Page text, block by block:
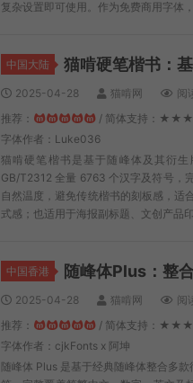
复杂设置即可使用。作为免费商用字体
中国大陆 猫啃硬笔楷书：
2025-04-28 猫啃网 阅
推荐：
/ 简体支持：
字体作者：Luke036
猫啃硬笔楷书是基于随峰体及其衍
GB/T2312 全量 6763 个汉字及符号，
自然温度，避免传统楷书的刻板感，适
式感；也适用于海报副标题、文创产品
中国香港 随峰体Plus：整
2025-04-28 猫啃网 阅
推荐：
/ 简体支持：
字体作者：cjkFonts x 阿坤
随峰体 Plus 是基于经典随峰体整合多